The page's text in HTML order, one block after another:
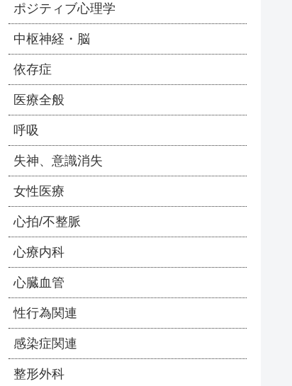
ポジティブ心理学
中枢神経・脳
依存症
医療全般
呼吸
失神、意識消失
女性医療
心拍/不整脈
心療内科
心臓血管
性行為関連
感染症関連
整形外科